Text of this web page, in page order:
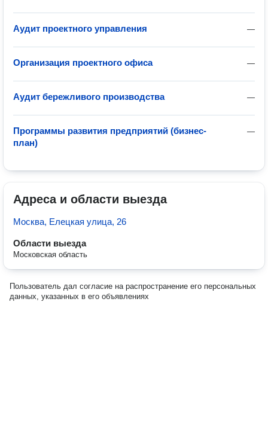
—
Аудит проектного управления
—
Организация проектного офиса
—
Аудит бережливого производства
—
Программы развития предприятий (бизнес-
план)
Адреса и области выезда
Москва, Елецкая улица, 26
Области выезда
Московская область
Пользователь дал согласие на распространение его персональных
данных, указанных в его объявлениях